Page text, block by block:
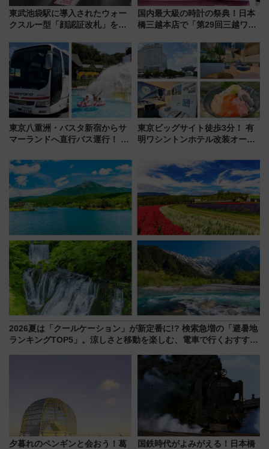
東武池袋駅に導入されたウォー
クスルー型「顔認証改札」を見
国内最大級の時計の祭典！日本
橋三越本店で「第29回三越ワー
【2026年8月5日～25日】
東京八重洲・バスタ新宿からサ
マーランドへ直行バス運行！ お
推し活を楽しもう！（2026年
8/1～31）
東京ビッグサイト徒歩3分！ 有
明ワシントンホテル改装オープ
客室」や海鮮丼が人気の朝食ビ
ュッフェを現地レポ
2026夏は「クールケーション」が新定番に!? 検索急増の「避暑地
ランキングTOP5」。涼しさと移動を楽しむ、電車で行くおすすめ
夕暮れのペンギンと会おう！葛
国鉄時代がよみがえる！日本橋